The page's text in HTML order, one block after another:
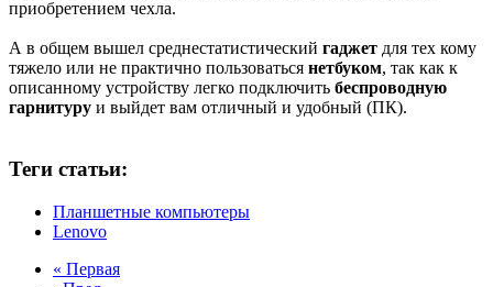
приобретением чехла.
А в общем вышел среднестатистический гаджет для тех кому
тяжело или не практично пользоваться нетбуком, так как к
описанному устройству легко подключить беспроводную
гарнитуру и выйдет вам отличный и удобный (ПК).
Теги статьи:
Планшетные компьютеры
Lenovo
« Первая